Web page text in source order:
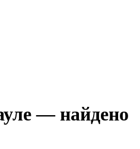
— найдено